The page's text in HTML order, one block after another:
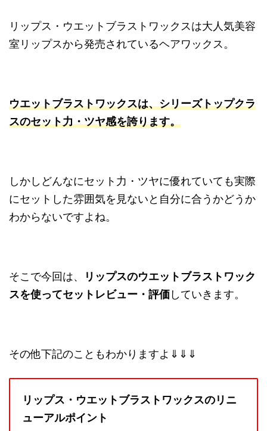
リップス・ウエットブラストワックスは大人気美容
室リップスから発売されているヘアワックス。
ウエットブラストワックスは、シリーズトップクラ
スのセット力・ツヤ感を誇ります。
しかしどんなにセット力・ツヤに優れていても実際
にセットした雰囲気を見ないと自分に合うかどうか
わからないですよね。
そこで今回は、
リップスのウエットブラストワック
スを使ってセットレビュー・評価していきます。
その他下記のこともわかりますよ⇓⇓⇓
リップス・ウエットブラストワックスのリニ
ューアルポイント